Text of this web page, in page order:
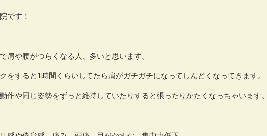
です！
肩や腰がつらくなる人、多いと思います。
をすると1時間くらいしてたら肩がガチガチになってしんどくなってきます。
作や同じ姿勢をずっと維持していたりすると張ったりかたくなっちゃいます。